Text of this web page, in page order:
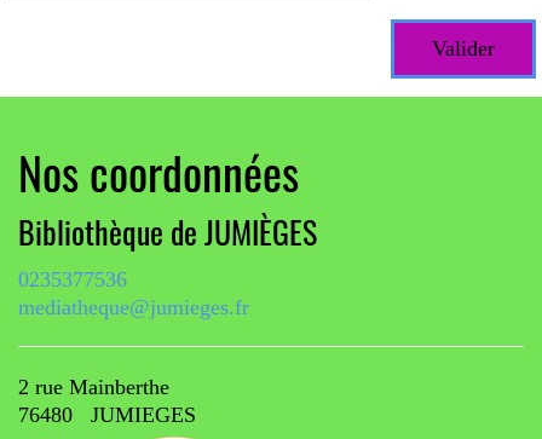
Nos coordonnées
Bibliothèque de JUMIÈGES
0235377536
mediatheque@jumieges.fr
2 rue Mainberthe
76480 JUMIEGES